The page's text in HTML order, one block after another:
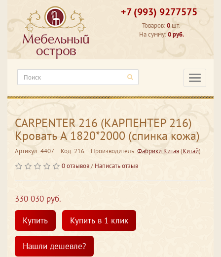
+7 (993) 9277575
Товаров:0 шт.
На сумму:0 руб.
CARPENTER 216 (КАРПЕНТЕР 216)
Кровать А 1820*2000 (спинка кожа)
Артикул: 4407 Код: 216 Производитель:Фабрики Китая(Китай)
0 отзывов/ Написать отзыв
330 030 руб.
Купить
Купить в 1 клик
Нашли дешевле?